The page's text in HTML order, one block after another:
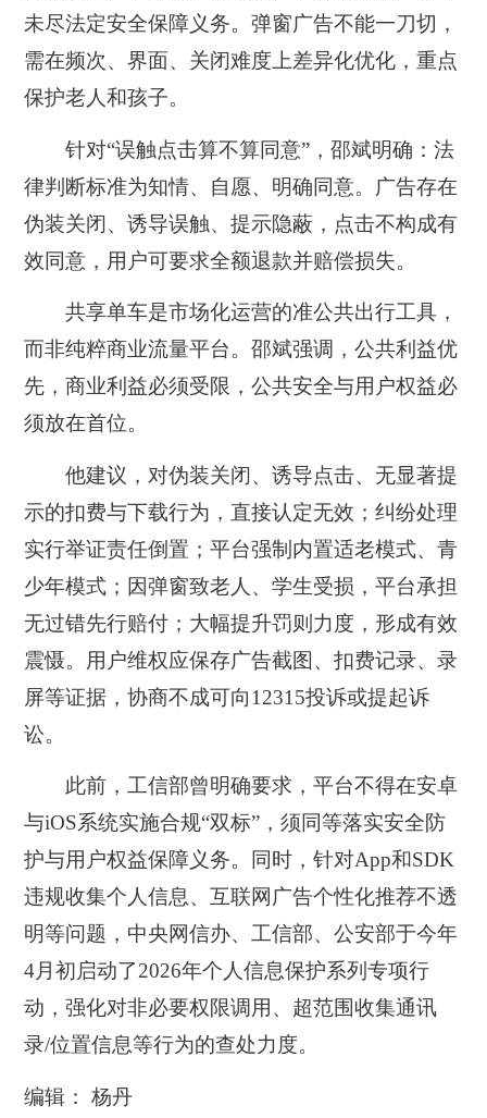
未尽法定安全保障义务。弹窗广告不能一刀切，
需在频次、界面、关闭难度上差异化优化，重点
保护老人和孩子。
针对“误触点击算不算同意”，邵斌明确：法
律判断标准为知情、自愿、明确同意。广告存在
伪装关闭、诱导误触、提示隐蔽，点击不构成有
效同意，用户可要求全额退款并赔偿损失。
共享单车是市场化运营的准公共出行工具，
而非纯粹商业流量平台。邵斌强调，公共利益优
先，商业利益必须受限，公共安全与用户权益必
须放在首位。
他建议，对伪装关闭、诱导点击、无显著提
示的扣费与下载行为，直接认定无效；纠纷处理
实行举证责任倒置；平台强制内置适老模式、青
少年模式；因弹窗致老人、学生受损，平台承担
无过错先行赔付；大幅提升罚则力度，形成有效
震慑。用户维权应保存广告截图、扣费记录、录
屏等证据，协商不成可向12315投诉或提起诉
讼。
此前，工信部曾明确要求，平台不得在安卓
与iOS系统实施合规“双标”，须同等落实安全防
护与用户权益保障义务。同时，针对App和SDK
违规收集个人信息、互联网广告个性化推荐不透
明等问题，中央网信办、工信部、公安部于今年
4月初启动了2026年个人信息保护系列专项行
动，强化对非必要权限调用、超范围收集通讯
录/位置信息等行为的查处力度。
编辑： 杨丹